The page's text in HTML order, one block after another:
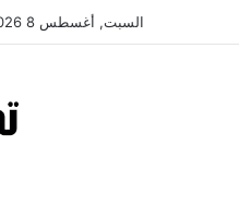
السبت, أغسطس 8 2026